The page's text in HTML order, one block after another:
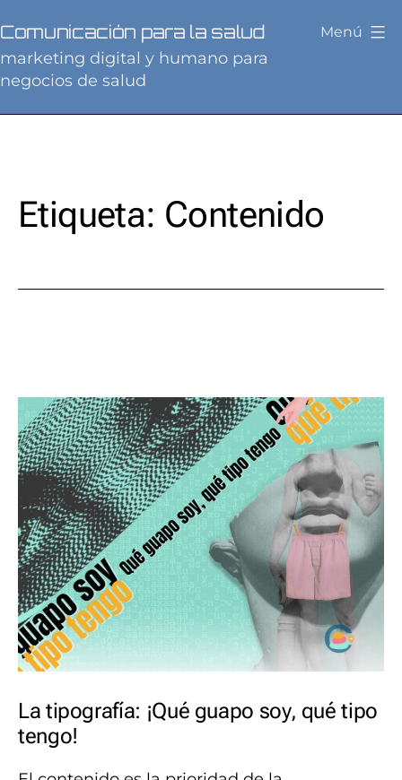
al
contenido
Comunicación para la salud
marketing digital y humano para
negocios de salud
Menú
Etiqueta: Contenido
La tipografía: ¡Qué guapo soy, qué tipo
tengo!